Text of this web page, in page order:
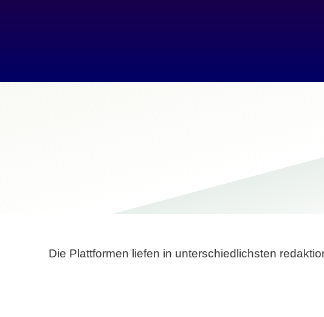
Die Plattformen liefen in unterschiedlichsten